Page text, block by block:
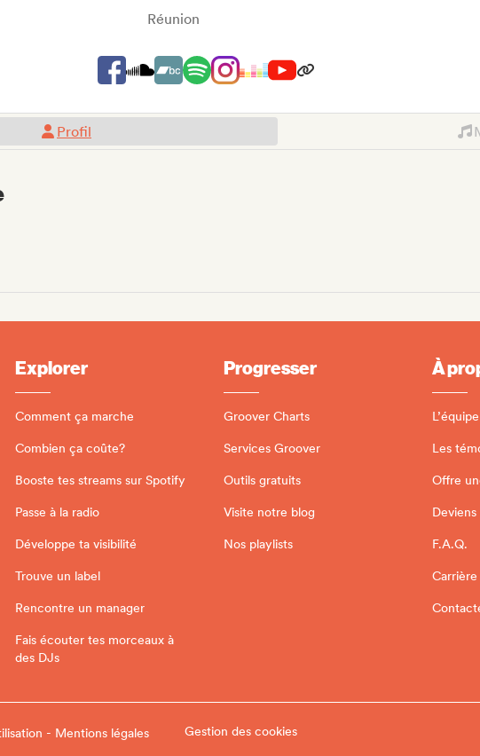
Réunion
Profil
Explorer
Comment ça marche
Combien ça coûte?
Booste tes streams sur Spotify
Passe à la radio
Développe ta visibilité
Trouve un label
Rencontre un manager
Fais écouter tes morceaux à
des DJs
Progresser
Groover Charts
Services Groover
Outils gratuits
Visite notre blog
Nos playlists
À
Les
Offre
F.A.Q.
Carrière
- Mentions légales Gestion des cookies